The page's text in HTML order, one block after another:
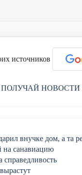
источников
внучке дом, а та
на санавиацию
справедливость